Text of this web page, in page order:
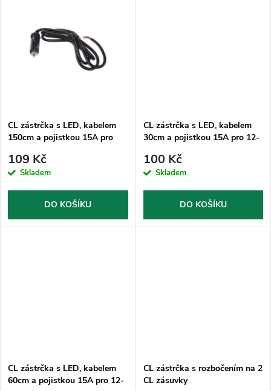
ů
CL zástrčka s LED, kabelem
150cm a pojistkou 15A pro
109 Kč
Skladem
DO KOŠÍKU
CL zástrčka s LED, kabelem
30cm a pojistkou 15A pro 12-
100 Kč
Skladem
DO KOŠÍKU
CL zástrčka s LED, kabelem
60cm a pojistkou 15A pro 12-
CL zástrčka s rozbočením na 2
CL zásuvky